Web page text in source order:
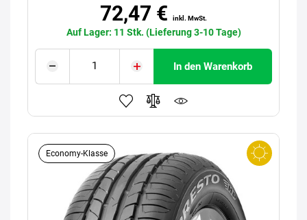
72,47 € inkl. MwSt.
Auf Lager: 11 Stk. (Lieferung 3-10 Tage)
In den Warenkorb
Economy-Klasse